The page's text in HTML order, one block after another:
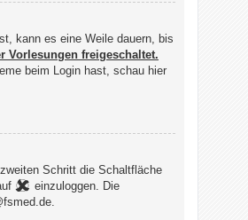
kann es eine Weile dauern, bis
Vorlesungen freigeschaltet.
beim Login hast, schau hier
Schritt die Schaltfläche
einzuloggen. Die